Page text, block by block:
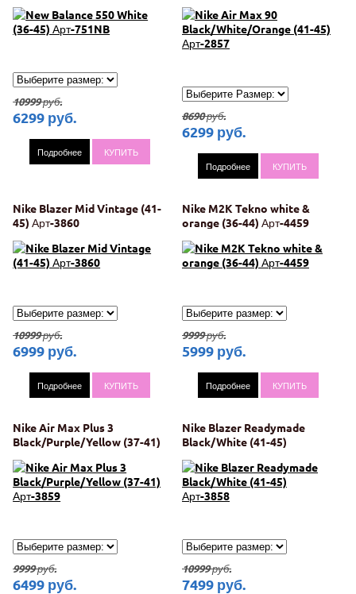
10999руб.
6299 руб.
Подробнее КУПИТЬ
8690руб.
6299 руб.
Подробнее КУПИТЬ
Nike Blazer Mid Vintage (41-
45) Арт-3860
10999руб.
6999 руб.
Подробнее КУПИТЬ
Nike M2K Tekno white &
orange (36-44) Арт-4459
9999руб.
5999 руб.
Подробнее КУПИТЬ
Nike Air Max Plus 3
Black/Purple/Yellow (37-41)
9999руб.
6499 руб.
Nike Blazer Readymade
Black/White (41-45)
10999руб.
7499 руб.